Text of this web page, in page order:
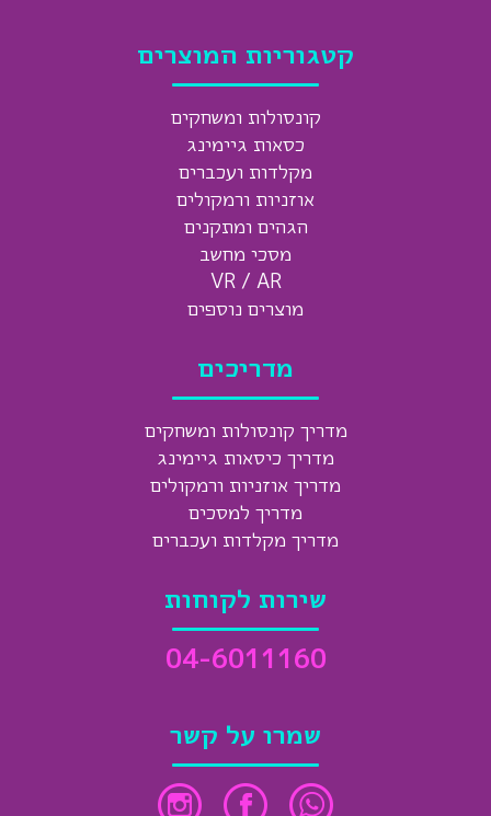
קטגוריות המוצרים
קונסולות ומשחקים
כסאות גיימינג
מקלדות ועכברים
אוזניות ורמקולים
הגהים ומתקנים
מסכי מחשב
VR / AR
מוצרים נוספים
מדריכים
מדריך קונסולות ומשחקים
מדריך כיסאות גיימינג
מדריך אוזניות ורמקולים
מדריך למסכים
מדריך מקלדות ועכברים
שירות לקוחות
04-6011160
שמרו על קשר